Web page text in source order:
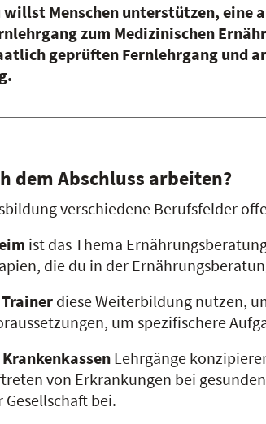
willst Menschen unterstützen, eine
zum Medizinischen
geprüften Fernlehrgang und
dem Abschluss arbeiten?
verschiedene Berufsfelder
ist das Thema
die du in der
diese Weiterbildung nutzen,
um spezifischere
Lehrgänge
von Erkrankungen bei
bei.